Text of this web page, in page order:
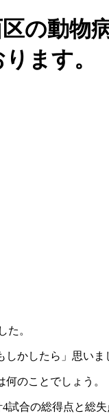
の動物
ます。
た。
かしたら」思いま
のことでしょう。
試合の総得点と総失